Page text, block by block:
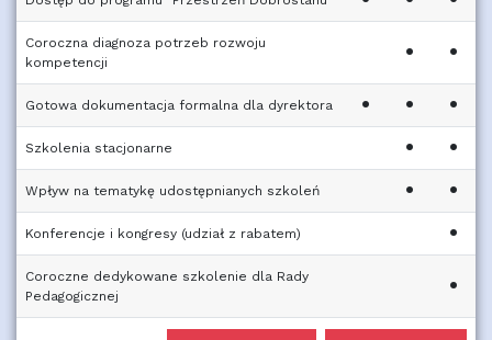
Coroczna diagnoza potrzeb rozwoju
kompetencji
• •
Gotowa dokumentacja formalna dla dyrektora • • •
Szkolenia stacjonarne • •
Wpływ na tematykę udostępnianych szkoleń • •
Konferencje i kongresy (udział z rabatem) •
Coroczne dedykowane szkolenie dla Rady
Pedagogicznej
•